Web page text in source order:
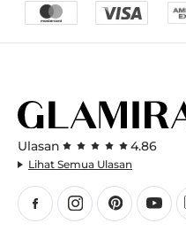
Ulasan 4.86
Lihat Semua Ulasan